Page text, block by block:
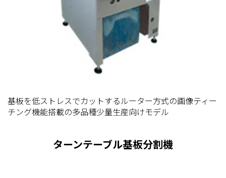
基板を低ストレスでカットするルーター方式の画像ティー
チング機能搭載の多品種少量生産向けモデル
ターンテーブル基板分割機